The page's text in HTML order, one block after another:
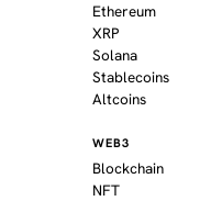
Ethereum
XRP
Solana
Stablecoins
Altcoins
WEB3
Blockchain
NFT